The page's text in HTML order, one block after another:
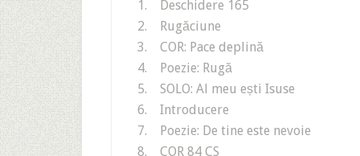
1. Deschidere 165
2. Rugăciune
3. COR: Pace deplină
4. Poezie: Rugă
5. SOLO: Al meu ești Isuse
6. Introducere
7. Poezie: De tine este nevoie
8. COR 84 CS